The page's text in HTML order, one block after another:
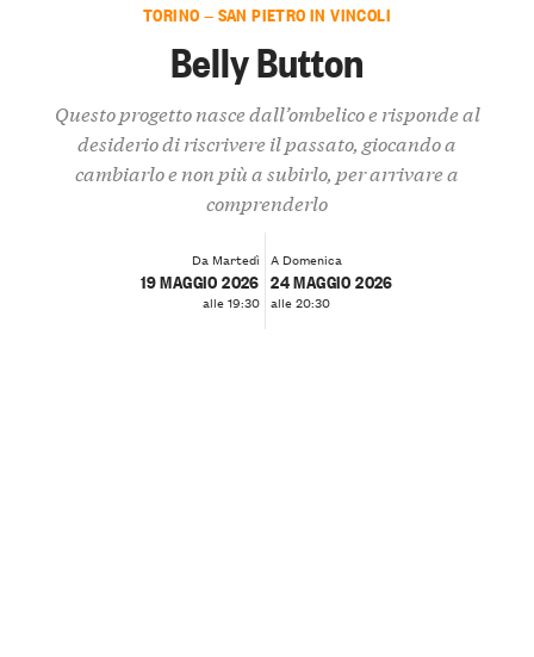
TORINO — SAN PIETRO IN VINCOLI
Belly Button
Questo progetto nasce dall’ombelico e risponde al
desiderio di riscrivere il passato, giocando a
cambiarlo e non più a subirlo, per arrivare a
comprenderlo
Da Martedì
19 MAGGIO 2026
alle 19:30
A Domenica
24 MAGGIO 2026
alle 20:30